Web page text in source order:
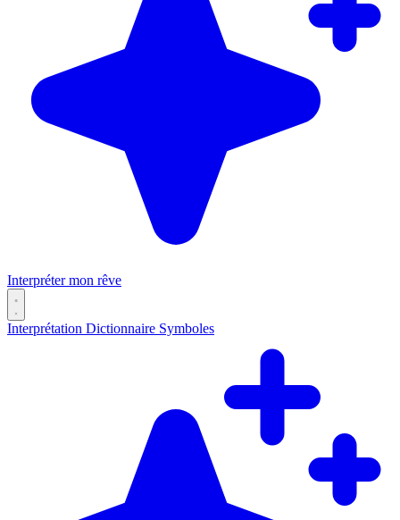
Interpréter mon rêve
Interprétation Dictionnaire Symboles